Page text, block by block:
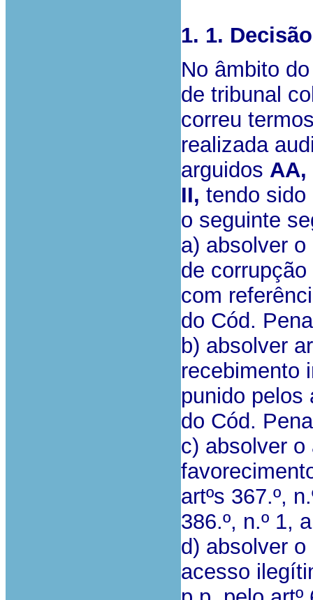
1. 1.
No âmbito
de tribunal
correu
realizada
arguidos AA,
II, tendo sido
o seguinte
a) absolver
de corrupção
com
do Cód.
b) absolver
recebimento
punido pelos
do Cód.
c) absolver o
artºs 367.º,
386.º, n.º 1,
d) absolver
acesso